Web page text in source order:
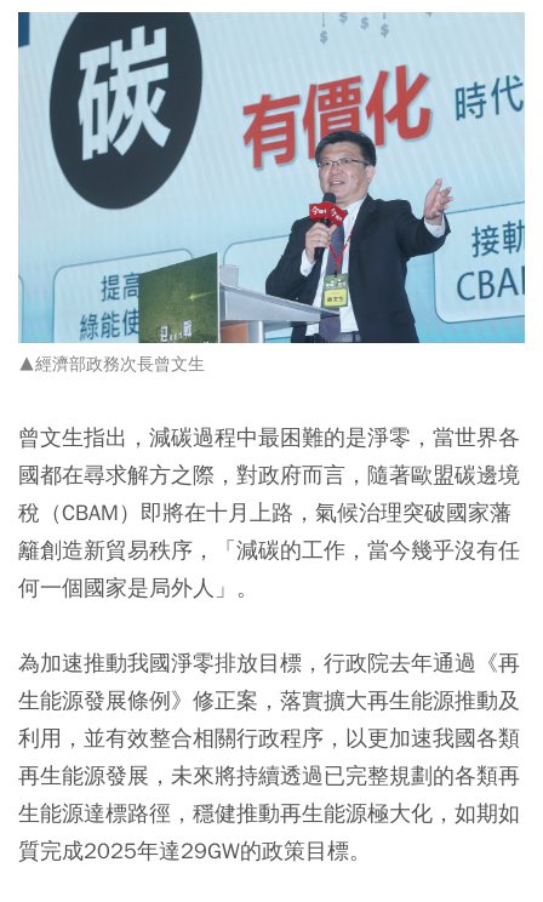
▲經濟部政務次長曾文生
曾文生指出，減碳過程中最困難的是淨零，當世界各
國都在尋求解方之際，對政府而言，隨著歐盟碳邊境
稅（CBAM）即將在十月上路，氣候治理突破國家藩
籬創造新貿易秩序，「減碳的工作，當今幾乎沒有任
何一個國家是局外人」。
為加速推動我國淨零排放目標，行政院去年通過《再
生能源發展條例》修正案，落實擴大再生能源推動及
利用，並有效整合相關行政程序，以更加速我國各類
再生能源發展，未來將持續透過已完整規劃的各類再
生能源達標路徑，穩健推動再生能源極大化，如期如
質完成2025年達29GW的政策目標。